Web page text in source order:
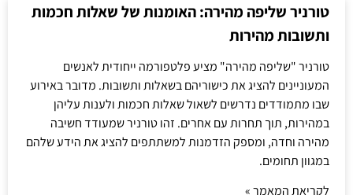
טורניר שליפה מהירה: האומנות של שאלות חכמות
ותשובות מהירות
טורניר "שליפה מהירה" מציע פלטפורמה ייחודית לאנשים
המעוניינים להציג את כישוריהם בשאלות ותשובות. מדובר באירוע
שבו מתמודדים נדרשים לשאול שאלות חכמות ולענות עליהן
במהירות, תוך תחרות עם אחרים. זהו טורניר שמעודד חשיבה
מהירה וחדה, ומספק הזדמנות למשתתפים להציג את הידע שלהם
במגוון תחומים.
לקריאת המאמר »